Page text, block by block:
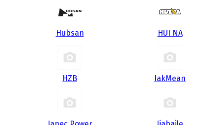
Hubsan HUI NA
HZB JakMean